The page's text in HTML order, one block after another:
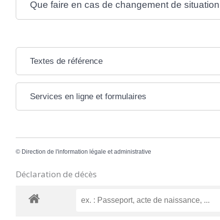
Que faire en cas de changement de
Textes de référence
Services en ligne et formulaires
© Direction de l'information légale et administrative
Déclaration de décès